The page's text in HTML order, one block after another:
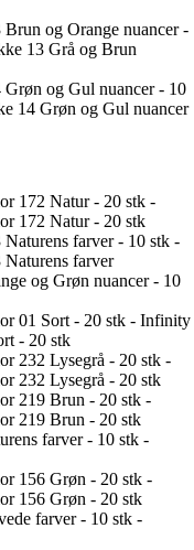
og Orange nuancer -
13 Grå og Brun
og Gul nuancer - 10
14 Grøn og Gul nuancer
172 Natur - 20 stk -
172 Natur - 20 stk
farver - 10 stk -
farver
og Grøn nuancer - 10
01 Sort - 20 stk - Infinity
- 20 stk
232 Lysegrå - 20 stk -
232 Lysegrå - 20 stk
219 Brun - 20 stk -
219 Brun - 20 stk
farver - 10 stk -
156 Grøn - 20 stk -
156 Grøn - 20 stk
farver - 10 stk -